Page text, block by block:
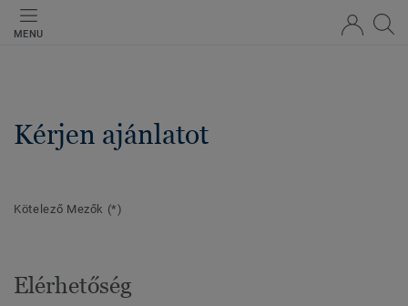
MENU
Kérjen ajánlatot
Kötelező Mezők (*)
Elérhetőség